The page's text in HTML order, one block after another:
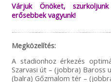
Várjuk Önöket,
erősebbek vagyunk!
Megközelítés:
A stadionhoz érkezés
Szarvasi út – (jobbra) Baross
(balra) Gőzmalom tér –